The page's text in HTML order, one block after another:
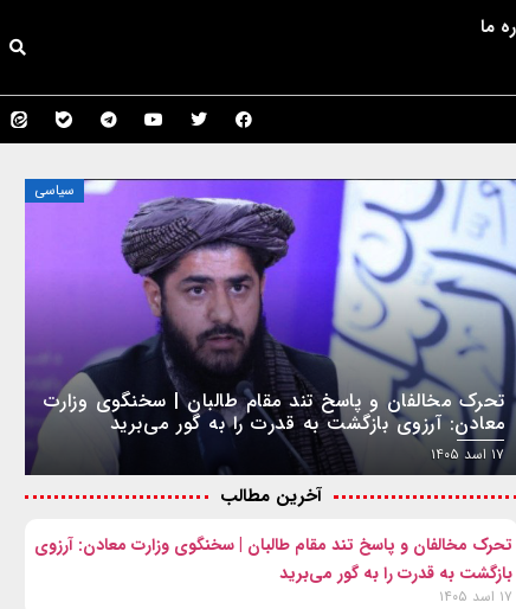
ما
سیاسی
تحرک مخالفان و پاسخ تند مقام طالبان | سخنگوی وزارت
معادن: آرزوی بازگشت به قدرت را به گور می‌برید
۱۷ اسد ۱۴۰۵
آخرین مطالب
تحرک مخالفان و پاسخ تند مقام طالبان | سخنگوی وزارت معادن: آرزوی
بازگشت به قدرت را به گور می‌برید
۱۷ اسد ۱۴۰۵